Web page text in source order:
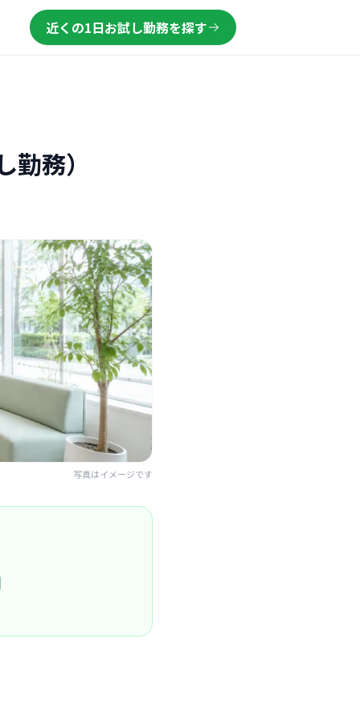
近くの1日お試し勤務を探す
務）
写真はイメージです